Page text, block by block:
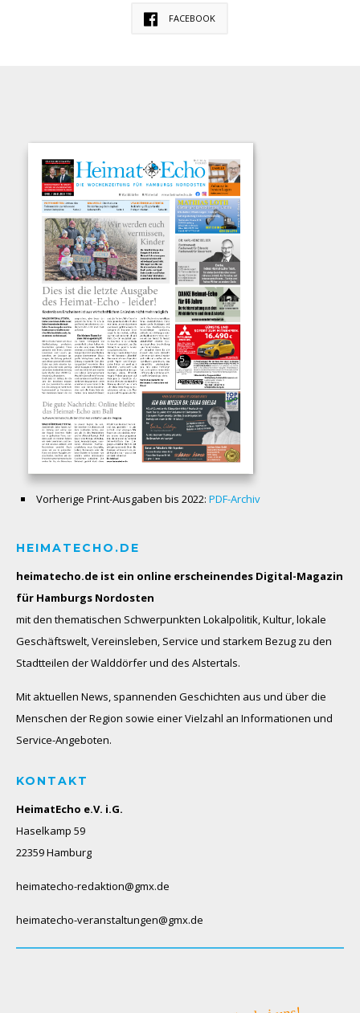
FACEBOOK
Vorherige Print-Ausgaben bis 2022: PDF-Archiv
HEIMATECHO.DE
heimatecho.de ist ein online erscheinendes Digital-Magazin
für Hamburgs Nordosten
mit den thematischen Schwerpunkten Lokalpolitik, Kultur, lokale
Geschäftswelt, Vereinsleben, Service und starkem Bezug zu den
Stadtteilen der Walddörfer und des Alstertals.
Mit aktuellen News, spannenden Geschichten aus und über die
Menschen der Region sowie einer Vielzahl an Informationen und
Service-Angeboten.
KONTAKT
HeimatEcho e.V. i.G.
Haselkamp 59
22359 Hamburg
heimatecho-redaktion@gmx.de
heimatecho-veranstaltungen@gmx.de